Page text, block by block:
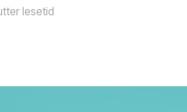
lesetid